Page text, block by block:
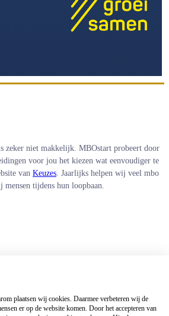
zeker niet makkelijk. MBOstart probeert door
voor jou het kiezen wat eenvoudiger te
van Keuzes . Jaarlijks helpen wij veel mbo
tijdens hun loopbaan.
plaatsen wij cookies. Daarmee verbeteren wij de
er op de website komen. Door het accepteren van